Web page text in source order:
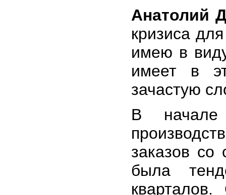
Анатолий
кризиса
имею в
имеет в
зачастую
В
заказов
была